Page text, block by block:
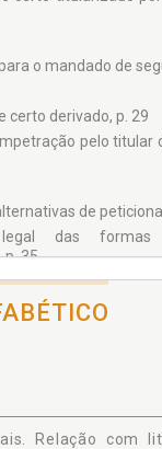
o mandado de
certo derivado, p. 29
pelo titular
de
das formas
p. 35
e recurso
Relação com